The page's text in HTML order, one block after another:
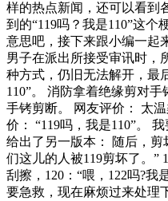
样的热点新闻，还可以看到
到的“119吗？我是110”这个
意思吧，接下来跟小编一起
男子在派出所接受审讯时，
种方式，仍旧无法解开，最
110”。 消防拿着绝缘剪对
手铐剪断。 网友评价： 太
价： “119吗，我是110”。
给出了另一版本： 随后，剪
们这儿的人被119剪坏了。”
刮擦，120：“喂，122吗?我
要急救，现在麻烦过来处理